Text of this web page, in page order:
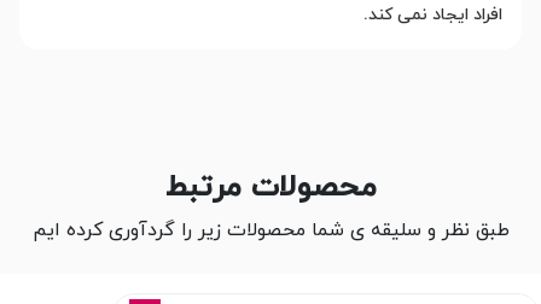
افراد ایجاد نمی کند.
محصولات مرتبط
طبق نظر و سلیقه ی شما محصولات زیر را گردآوری کرده ایم